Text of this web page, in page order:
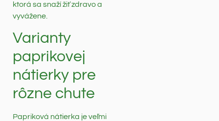
ktorá sa snaží žiť zdravo a
vyvážene.
Varianty
paprikovej
nátierky pre
rôzne chute
Papriková nátierka je veľmi